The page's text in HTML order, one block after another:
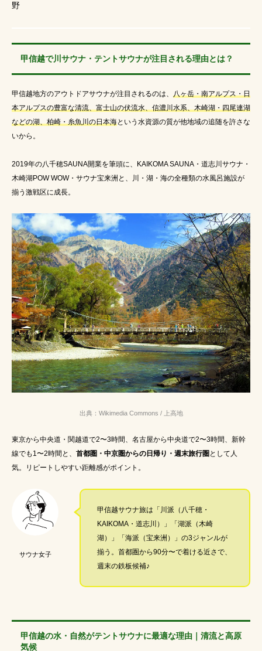
東海地方 ロッテアライリゾート
自宅サウナ
野
甲信越で川サウナ・テントサウナが注目される理由とは？
甲信越地方のアウトドアサウナが注目されるのは、
八ヶ岳・南アルプス・日
本アルプスの豊富な清流、富士山の伏流水、信濃川水系、木崎湖・四尾連湖
などの湖、柏崎・糸魚川の日本海という水資源の質が他地域の追随を許さな
いから。
2019年の八千穂SAUNA開業を筆頭に、KAIKOMA SAUNA・道志川サウナ・
木崎湖POW WOW・サウナ宝来洲と、川・湖・海の全種類の水風呂施設が
揃う激戦区に成長。
出典：Wikimedia Commons / 上高地
東京から中央道・関越道で2〜3時間、名古屋から中央道で2〜3時間、新幹
線でも1〜2時間と、 首都圏・中京圏からの日帰り・週末旅行圏 として人
気。リピートしやすい距離感がポイント。
サウナ女子
甲信越サウナ旅は「川派（八千穂・
KAIKOMA・道志川）」「湖派（木崎
湖）」「海派（宝来洲）」の3ジャンルが
揃う。首都圏から90分〜で着ける近さで、
週末の鉄板候補♪
甲信越の水・自然がテントサウナに最適な理由｜清流と高原
気候